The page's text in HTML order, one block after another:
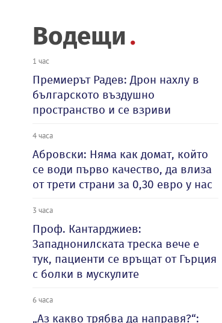
Водещи
1 час
Премиерът Радев: Дрон нахлу в
българското въздушно
пространство и се взриви
4 часа
Абровски: Няма как домат, който
се води първо качество, да влиза
от трети страни за 0,30 евро у нас
3 часа
Проф. Кантарджиев:
Западнонилската треска вече е
тук, пациенти се връщат от Гърция
с болки в мускулите
6 часа
„Аз какво трябва да направя?“: